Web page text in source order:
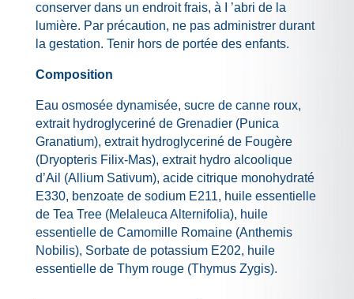
conserver dans un endroit frais, à I ’abri de la
lumière. Par précaution, ne pas administrer durant
la gestation. Tenir hors de portée des enfants.
Composition
Eau osmosée dynamisée, sucre de canne roux,
extrait hydroglyceriné de Grenadier (Punica
Granatium), extrait hydroglyceriné de Fougère
(Dryopteris Filix-Mas), extrait hydro alcoolique
d’Ail (Allium Sativum), acide citrique monohydraté
E330, benzoate de sodium E211, huile essentielle
de Tea Tree (Melaleuca Alternifolia), huile
essentielle de Camomille Romaine (Anthemis
Nobilis), Sorbate de potassium E202, huile
essentielle de Thym rouge (Thymus Zygis).